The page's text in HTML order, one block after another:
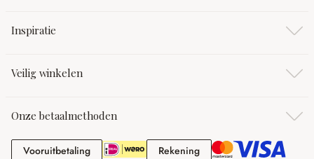
Inspiratie
Veilig winkelen
Onze betaalmethoden
VooruitbetalingVooruitbetaling RekeningRekening